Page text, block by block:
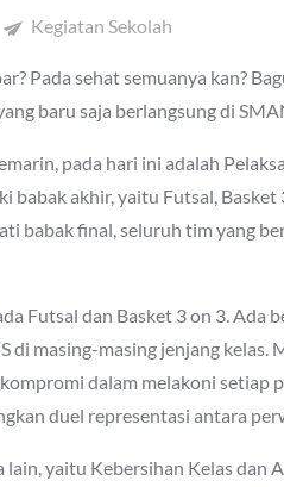
Kegiatan Sekolah
Pada sehat semuanya kan?
baru saja berlangsung di
pada hari ini adalah
babak akhir, yaitu Futsal,
babak final, seluruh tim yang
Futsal dan Basket 3 on 3. Ada
di masing-masing jenjang
dalam melakoni setiap
duel representasi antara
lain, yaitu Kebersihan Kelas dan